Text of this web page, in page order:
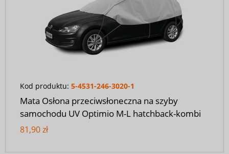
Kod produktu: 5-4531-246-3020-1
Mata Osłona przeciwsłoneczna na szyby
samochodu UV Optimio M-L hatchback-kombi
81,90 zł